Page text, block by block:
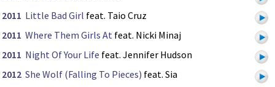
2011 Little Bad Girl feat. Taio Cruz
2011 Where Them Girls At feat. Nicki Minaj
2011 Night Of Your Life feat. Jennifer Hudson
2012 She Wolf (Falling To Pieces) feat. Sia